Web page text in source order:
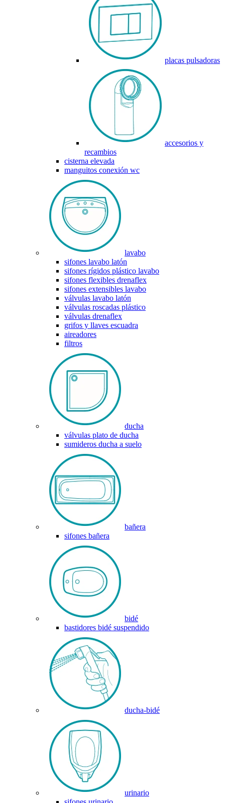
placas pulsadoras
accesorios y
recambios
cisterna elevada
manguitos conexión wc
lavabo
sifones lavabo latón
sifones rígidos plástico lavabo
sifones flexibles drenaflex
sifones extensibles lavabo
válvulas lavabo latón
válvulas roscadas plástico
válvulas drenaflex
grifos y llaves escuadra
aireadores
filtros
ducha
válvulas plato de ducha
sumideros ducha a suelo
bañera
sifones bañera
bidé
bastidores bidé suspendido
ducha-bidé
urinario